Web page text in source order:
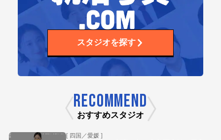
スタジオを探す
RECOMMEND
おすすめスタジオ
[ 四国／愛媛 ]